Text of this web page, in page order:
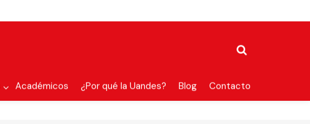
Académicos ¿Por qué la Uandes? Blog Contacto